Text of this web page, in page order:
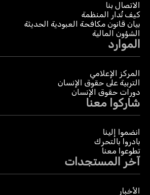
الاتصال بنا
كيف تُدار المنظمة
بيان قانون مكافحة العبودية الحديثة
الشؤون المالية
الموارد
المركز الإعلامي
التربية على حقوق الإنسان
دورات حقوق الإنسان
شاركوا معنا
انضموا إلينا
بادروا بالتحرك
تطوعوا معنا
آخر المستجدات
الأخبار